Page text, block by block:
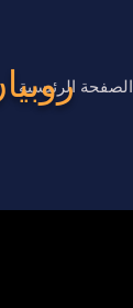
الصفحة الرئيسية